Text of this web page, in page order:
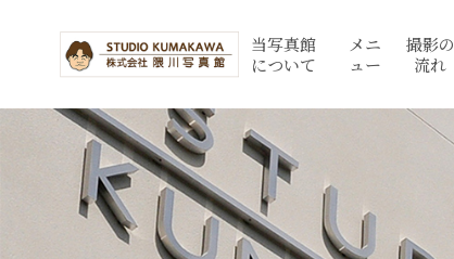
当写真館
について
メニ
ュー
撮影の
流れ